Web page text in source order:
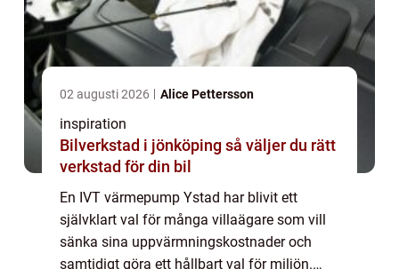
02 augusti 2026 Alice Pettersson
inspiration
Bilverkstad i jönköping så väljer du rätt
verkstad för din bil
En IVT värmepump Ystad har blivit ett
självklart val för många villaägare som vill
sänka sina uppvärmningskostnader och
samtidigt göra ett hållbart val för miljön.